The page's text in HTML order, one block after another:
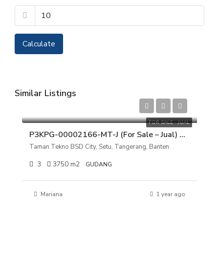
Calculate
Similar Listings
FOR SALE - JUAL
P3KPG-00002166-MT-J (For Sale – Jual) Gudang Taman Tekno BSD City, Setu, Tangerang, Banten
Taman Tekno BSD City, Setu, Tangerang, Banten
3 3750 m2 GUDANG
Mariana 1 year ago